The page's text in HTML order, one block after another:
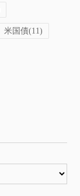
米国債(11)